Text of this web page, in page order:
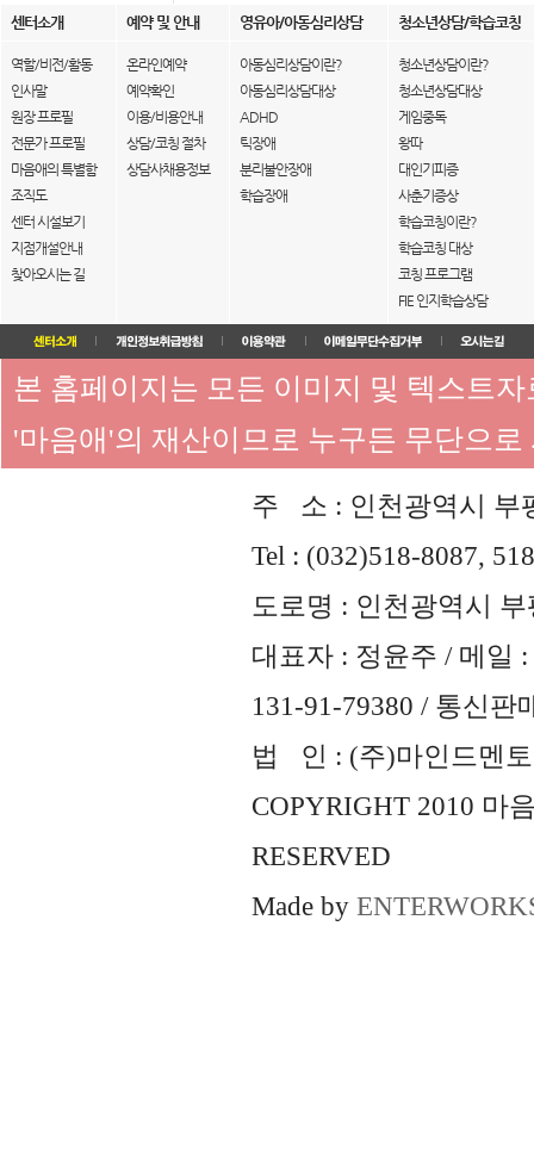
센터소개 예약 및 안내 영유아/아동심리상담 청소년상담/학습코칭
역할/비전/활동
인사말
원장 프로필
전문가 프로필
마음애의 특별함
조직도
센터 시설보기
지점개설안내
찾아오시는 길
온라인예약
예약확인
이용/비용안내
상담/코칭 절차
상담사채용정보
아동심리상담이란?
아동심리상담대상
ADHD
틱장애
분리불안장애
학습장애
청소년상담이란?
청소년상담대상
게임중독
왕따
대인기피증
사춘기증상
학습코칭이란?
학습코칭 대상
코칭 프로그램
FIE 인지학습상담
본 홈페이지는 모든 이미지 및 텍스트
'마음애'의 재산이므로 누구든 무단으
주 소 : 인천광역시 부
Tel : (032)518-8087,
도로명 : 인천광역시
대표자 : 정윤주 / 메일 :
131-91-79380 / 통신판
법 인 : (주)마인드멘토
COPYRIGHT 2010 마
RESERVED
Made by